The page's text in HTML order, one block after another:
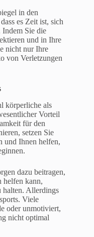
in den
es Zeit ist, sich
Indem Sie die
und in Ihre
nicht nur Ihre
von Verletzungen
körperliche als
Vorteil
für den
setzen Sie
und Ihnen helfen,
dazu beitragen,
helfen kann,
halten. Allerdings
Viele
oder unmotiviert,
nicht optimal